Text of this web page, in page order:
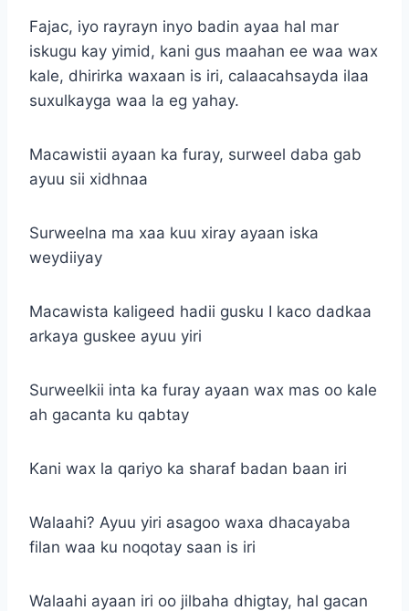
Fajac, iyo rayrayn inyo badin ayaa hal mar
iskugu kay yimid, kani gus maahan ee waa wax
kale, dhirirka waxaan is iri, calaacahsayda ilaa
suxulkayga waa la eg yahay.
Macawistii ayaan ka furay, surweel daba gab
ayuu sii xidhnaa
Surweelna ma xaa kuu xiray ayaan iska
weydiiyay
Macawista kaligeed hadii gusku I kaco dadkaa
arkaya guskee ayuu yiri
Surweelkii inta ka furay ayaan wax mas oo kale
ah gacanta ku qabtay
Kani wax la qariyo ka sharaf badan baan iri
Walaahi? Ayuu yiri asagoo waxa dhacayaba
filan waa ku noqotay saan is iri
Walaahi ayaan iri oo jilbaha dhigtay, hal gacan